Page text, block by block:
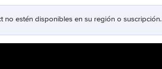
no estén disponibles en su región o suscripción.